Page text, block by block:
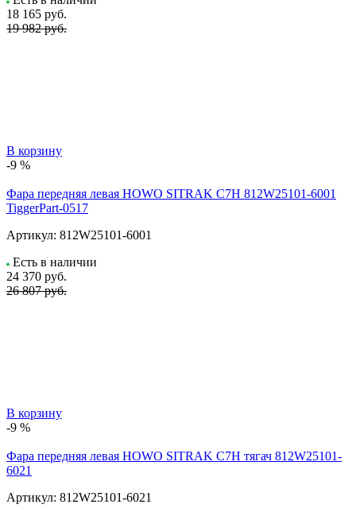
18 165 руб.
19 982 руб.
В корзину
-9 %
Фара передняя левая HOWO SITRAK C7H 812W25101-6001
TiggerPart-0517
Артикул: 812W25101-6001
Есть в наличии
24 370 руб.
26 807 руб.
В корзину
-9 %
Фара передняя левая HOWO SITRAK C7H тягач 812W25101-
6021
Артикул: 812W25101-6021